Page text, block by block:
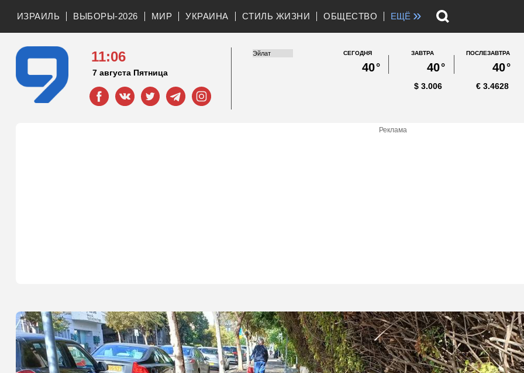
ИЗРАИЛЬ ВЫБОРЫ-2026 МИР УКРАИНА СТИЛЬ ЖИЗНИ ОБЩЕСТВО ЕЩЁ »
11:06
7 августа Пятница
СЕГОДНЯ
40°
ЗАВТРА
40°
ПОСЛЕЗАВТРА
40°
3.006
$ 3.4628
€
Реклама